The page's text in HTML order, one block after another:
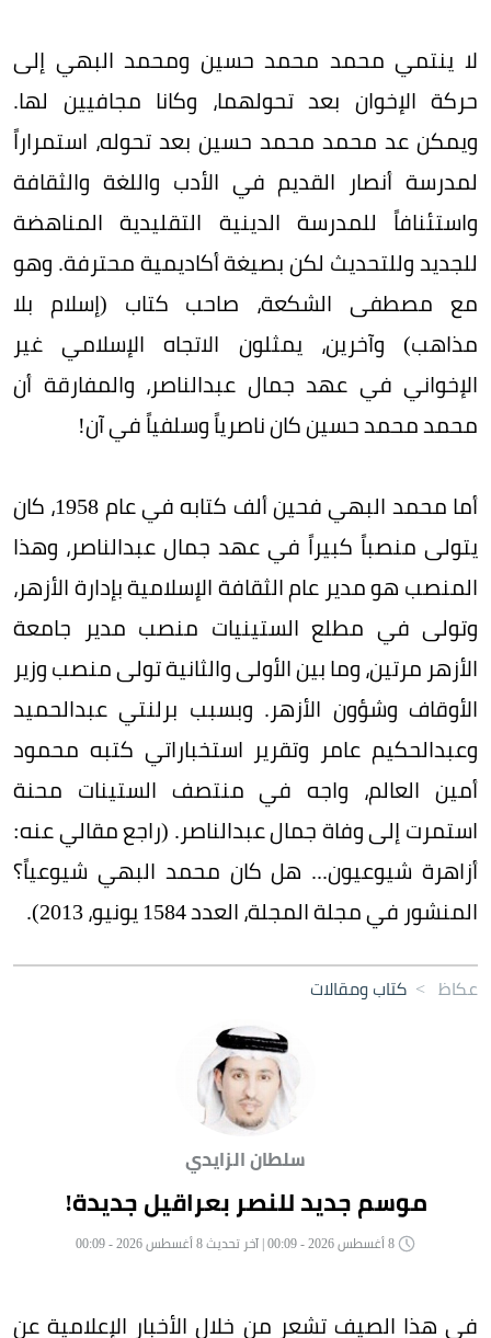
لا ينتمي محمد محمد حسين ومحمد البهي إلى
حركة الإخوان بعد تحولهما، وكانا مجافيين لها.
ويمكن عد محمد محمد حسين بعد تحوله، استمراراً
لمدرسة أنصار القديم في الأدب واللغة والثقافة
واستئنافاً للمدرسة الدينية التقليدية المناهضة
للجديد وللتحديث لكن بصيغة أكاديمية محترفة. وهو
مع مصطفى الشكعة، صاحب كتاب (إسلام بلا
مذاهب) وآخرين، يمثلون الاتجاه الإسلامي غير
الإخواني في عهد جمال عبدالناصر، والمفارقة أن
محمد محمد حسين كان ناصرياً وسلفياً في آن!
أما محمد البهي فحين ألف كتابه في عام 1958، كان
يتولى منصباً كبيراً في عهد جمال عبدالناصر، وهذا
المنصب هو مدير عام الثقافة الإسلامية بإدارة الأزهر،
وتولى في مطلع الستينيات منصب مدير جامعة
الأزهر مرتين، وما بين الأولى والثانية تولى منصب وزير
الأوقاف وشؤون الأزهر. وبسبب برلنتي عبدالحميد
وعبدالحكيم عامر وتقرير استخباراتي كتبه محمود
أمين العالم، واجه في منتصف الستينات محنة
استمرت إلى وفاة جمال عبدالناصر. (راجع مقالي عنه:
أزاهرة شيوعيون... هل كان محمد البهي شيوعياً؟
المنشور في مجلة المجلة، العدد 1584 يونيو، 2013).
عكاظ > كتاب ومقالات
سلطان الزايدي
موسم جديد للنصر بعراقيل جديدة!
في هذا الصيف تشعر من خلال الأخبار الإعلامية عن